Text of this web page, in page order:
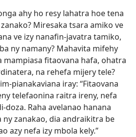
ahy ho resy lahatra hoe tena
Miresaka tsara amiko ve
ve izy nanafin-javatra tamiko,
ny namany? Mahavita mifehy
mampiasa fitaovana hafa, ohatra
na rehefa mijery tele?
pianakaviana iray: “Fitaovana
telefaonina raitra ireny, nefa
doza. Raha avelanao hanana
zanakao, dia andraikitra be
azy nefa izy mbola kely.”